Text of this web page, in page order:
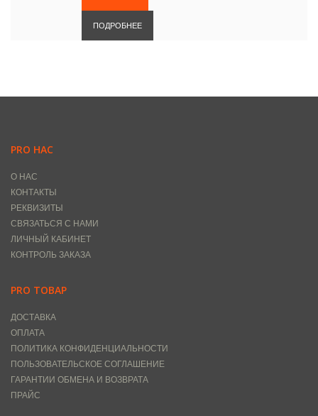
ПОДРОБНЕЕ
PRO НАС
О НАС
КОНТАКТЫ
РЕКВИЗИТЫ
СВЯЗАТЬСЯ С НАМИ
ЛИЧНЫЙ КАБИНЕТ
КОНТРОЛЬ ЗАКАЗА
PRO ТОВАР
ДОСТАВКА
ОПЛАТА
ПОЛИТИКА КОНФИДЕНЦИАЛЬНОСТИ
ПОЛЬЗОВАТЕЛЬСКОЕ СОГЛАШЕНИЕ
ГАРАНТИИ ОБМЕНА И ВОЗВРАТА
ПРАЙС